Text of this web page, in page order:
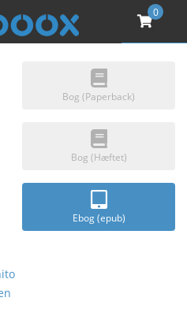
0
Bog (Paperback)
Bog (Hæftet)
Ebog (epub)